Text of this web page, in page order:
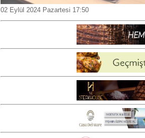
02 Eylül 2024 Pazartesi 17:50